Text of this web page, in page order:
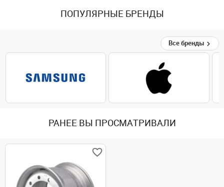
ПОПУЛЯРНЫЕ БРЕНДЫ
Все бренды
РАНЕЕ ВЫ ПРОСМАТРИВАЛИ